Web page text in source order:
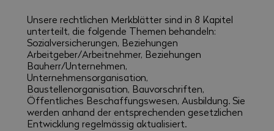
Unsere rechtlichen Merkblätter sind in 8 Kapitel
unterteilt, die folgende Themen behandeln:
Sozialversicherungen, Beziehungen
Arbeitgeber/Arbeitnehmer, Beziehungen
Bauherr/Unternehmen,
Unternehmensorganisation,
Baustellenorganisation, Bauvorschriften,
Öffentliches Beschaffungswesen, Ausbildung. Sie
werden anhand der entsprechenden gesetzlichen
Entwicklung regelmässig aktualisiert.